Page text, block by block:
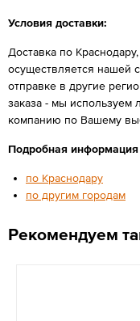
Условия доставки:
Доставка по
осуществляется нашей
отправке в другие
заказа - мы
компанию по Вашему
Подробная информация
по Краснодару
по другим городам
Рекомендуем